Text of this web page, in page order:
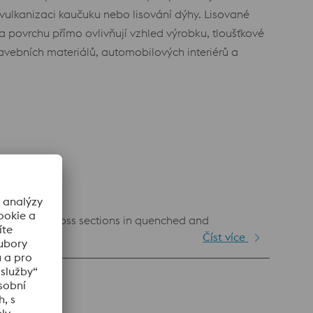
kaučuku nebo lisování dýhy. Lisované
povrchu přímo ovlivňují vzhled výrobku, tloušťkové
materiálů, automobilových interiérů a
large cross sections in quenched and
Číst více